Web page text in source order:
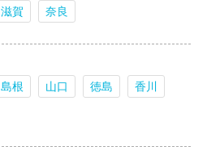
滋賀 奈良
島根 山口 徳島
香川